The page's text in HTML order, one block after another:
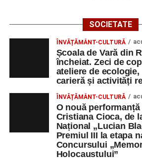
SOCIETATE
ÎNVĂȚĂMÂNT-CULTURĂ
Școala de Vară din
încheiat. Zeci de
ateliere de
carieră și activități
ÎNVĂȚĂMÂNT-CULTURĂ
O nouă performanță
Cristiana Cioca, de
Național „Lucian
Premiul III la etapa
Concursului
Holocaustului”